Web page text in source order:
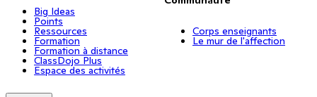
Big Ideas
Points
Ressources
Formation
Formation à distance
ClassDojo Plus
Espace des activités
Corps enseignants
Le mur de l'affection